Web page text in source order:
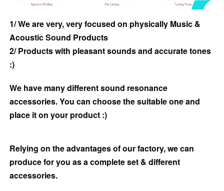
1/ We are very, very focused on physically Music &
Acoustic Sound Products
2/ Products with pleasant sounds and accurate tones
:)
We have many different sound resonance
accessories. You can choose the suitable one and
place it on your product :)
Relying on the advantages of our factory, we can
produce for you as a complete set & different
accessories.